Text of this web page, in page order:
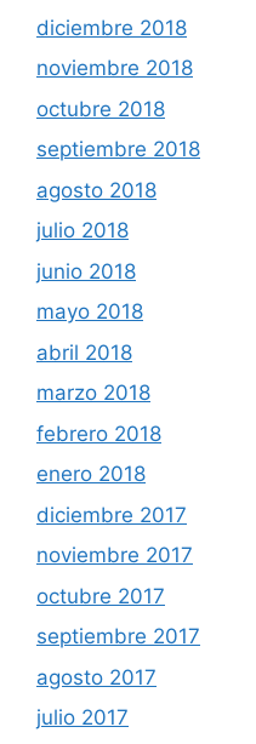
diciembre 2018
noviembre 2018
octubre 2018
septiembre 2018
agosto 2018
julio 2018
junio 2018
mayo 2018
abril 2018
marzo 2018
febrero 2018
enero 2018
diciembre 2017
noviembre 2017
octubre 2017
septiembre 2017
agosto 2017
julio 2017